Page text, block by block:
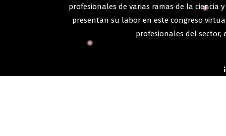
profesionales de varias ramas de la ciencia
presentan su labor en este congreso
profesionales del sector,